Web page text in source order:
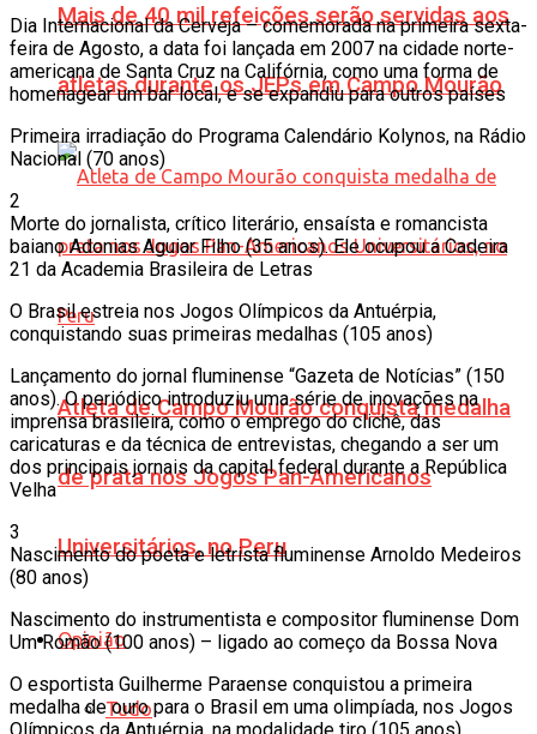
Mais de 40 mil refeições serão servidas aos
atletas durante os JEPs em Campo Mourão
Atleta de Campo Mourão conquista medalha
de prata nos Jogos Pan-Americanos
Universitários, no Peru
Opinião
Tudo
Dia Internacional da Cerveja – comemorada na primeira sexta-
feira de Agosto, a data foi lançada em 2007 na cidade norte-
americana de Santa Cruz na Califórnia, como uma forma de
homenagear um bar local, e se expandiu para outros países
Primeira irradiação do Programa Calendário Kolynos, na Rádio
Nacional (70 anos)
2
Morte do jornalista, crítico literário, ensaísta e romancista
baiano Adonias Aguiar Filho (35 anos). Ele ocupou a Cadeira
21 da Academia Brasileira de Letras
O Brasil estreia nos Jogos Olímpicos da Antuérpia,
conquistando suas primeiras medalhas (105 anos)
Lançamento do jornal fluminense “Gazeta de Notícias” (150
anos). O periódico introduziu uma série de inovações na
imprensa brasileira, como o emprego do clichê, das
caricaturas e da técnica de entrevistas, chegando a ser um
dos principais jornais da capital federal durante a República
Velha
3
Nascimento do poeta e letrista fluminense Arnoldo Medeiros
(80 anos)
Nascimento do instrumentista e compositor fluminense Dom
Um Romão (100 anos) – ligado ao começo da Bossa Nova
O esportista Guilherme Paraense conquistou a primeira
medalha de ouro para o Brasil em uma olimpíada, nos Jogos